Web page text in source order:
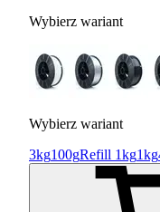
Wybierz wariant
Wybierz wariant
3kg100gRefill 1kg1kg